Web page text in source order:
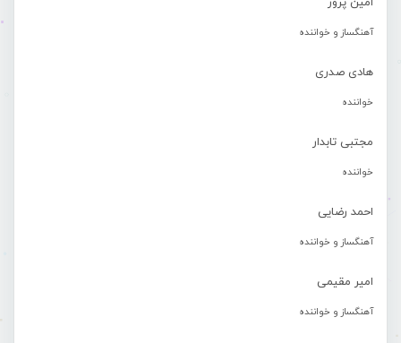
آهنگساز و خواننده
هادی صدری
خواننده
مجتبی تابدار
خواننده
احمد رضایی
آهنگساز و خواننده
امیر مقیمی
آهنگساز و خواننده